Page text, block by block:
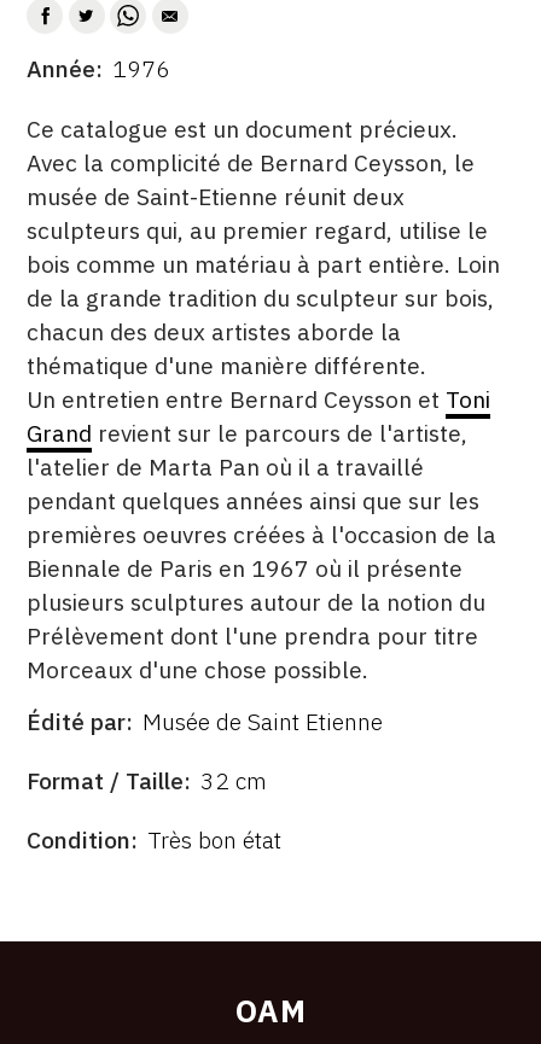
CGV
SUIVEZ-NOUS
INSTAGRAM
FACEBOOK
PINTEREST
DATE
Année 1976
DESCRITPTION
Ce catalogue est un document précieux.
Avec la complicité de Bernard Ceysson, le
musée de Saint-Etienne réunit deux
sculpteurs qui, au premier regard, utilise le
bois comme un matériau à part entière. Loin
de la grande tradition du sculpteur sur bois,
chacun des deux artistes aborde la
thématique d'une manière différente.
Un entretien entre Bernard Ceysson et Toni
Grand revient sur le parcours de l'artiste,
l'atelier de Marta Pan où il a travaillé
pendant quelques années ainsi que sur les
premières oeuvres créées à l'occasion de la
Biennale de Paris en 1967 où il présente
plusieurs sculptures autour de la notion du
Prélèvement dont l'une prendra pour titre
Morceaux d'une chose possible.
ÉDITÉ
Édité par Musée de Saint Etienne
FORMAT
Format / Taille 32 cm
ÉTAT
Condition Très bon état
OAM